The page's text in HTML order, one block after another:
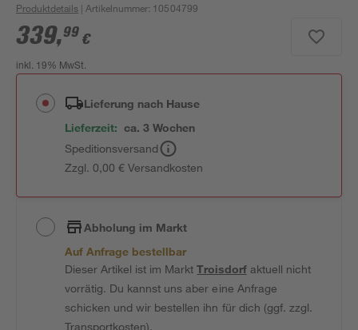
Produktdetails | Artikelnummer: 10504799
339,99 €
inkl. 19% MwSt.
Lieferung nach Hause
Lieferzeit: ca. 3 Wochen
Speditionsversand
Zzgl. 0,00 € Versandkosten
Abholung im Markt
Auf Anfrage bestellbar
Dieser Artikel ist im MarktTroisdorfaktuell nicht
vorrätig. Du kannst uns aber eine Anfrage
schicken und wir bestellen ihn für dich (ggf. zzgl.
Transportkosten).